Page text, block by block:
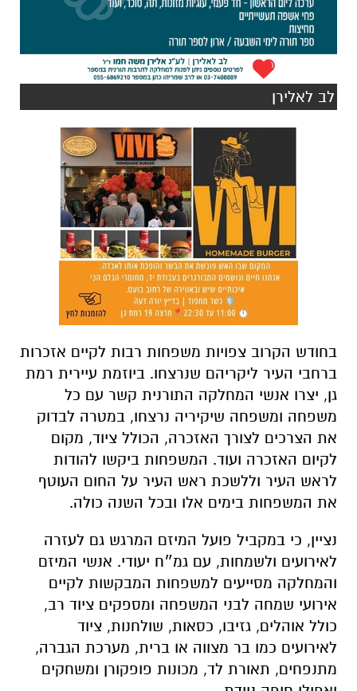
לב לאלירן
בחודש הקרוב צפויות משפחות רבות לקיים אזכרות
ברחבי העיר ליקריהם שנרצחו. ביוזמת עיירית רמת
גן, יצרו אנשי המחלקה התורנית קשר עם כל
משפחה ומשפחה שיקיריה נרצחו, במטרה לבדוק
את הצרכים לצורך האזכרה, הכולל ציוד, מקום
לקיום האזכרה ועוד. המשפחות ביקשו להודות
לראש העיר וללשכת ראש העיר על החום העוטף
את המשפחות בימים אלו ובכל השנה כולה.
נציין, כי במקביל פועל המיזם המרגש גם לעזרה
לאירועים ולשמחות, עם גמ״ח יעודי. אנשי המיזם
והמחלקה מסייעים למשפחות המבקשות לקיים
אירועי שמחה לבני המשפחה ומספקים ציוד רב,
כולל אוהלים, גזיבו, כסאות, שולחנות, ציוד
לאירועים כמו בר מצווה או ברית, מערכת הגברה,
מתנפחים, תאורת לד, מכונות פופקורן ומשחקים